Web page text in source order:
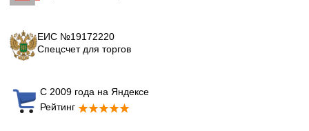
ЕИС №19172220
Спецсчет для торгов
С 2009 года на Яндексе
Рейтинг